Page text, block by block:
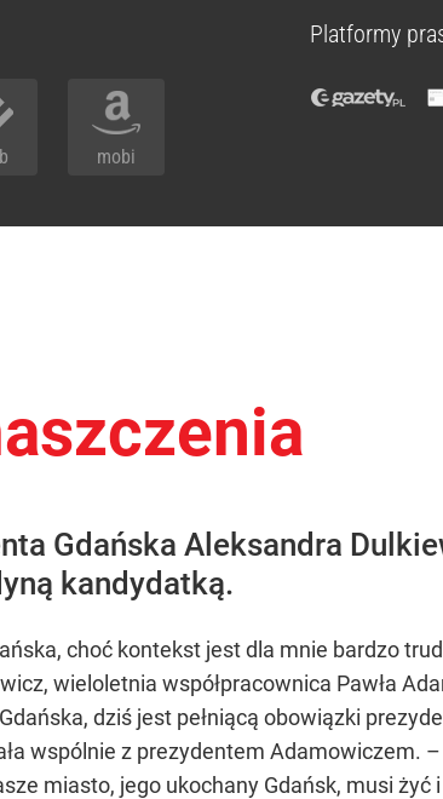
mobi
Platformy
Gdańska Aleksandra
kandydatką.
choć kontekst jest dla mnie bardzo
wieloletnia współpracownica Pawła
dziś jest pełniącą obowiązki
wspólnie z prezydentem Adamowiczem.
miasto, jego ukochany Gdańsk, musi